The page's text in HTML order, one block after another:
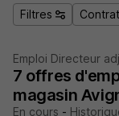
Filtres
Emploi Directeur
7 offres
magasin
En cours -